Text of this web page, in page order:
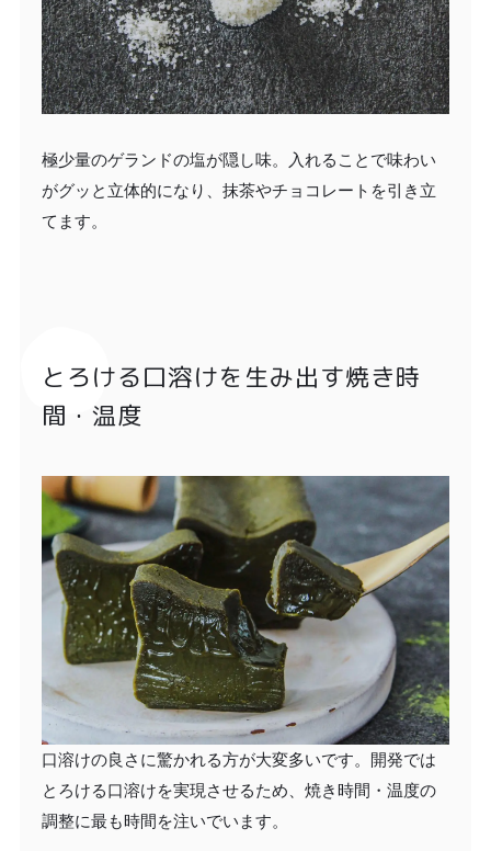
極少量のゲランドの塩が隠し味。入れることで味わい
がグッと立体的になり、抹茶やチョコレートを引き立
てます。
とろける口溶けを生み出す焼き時
間・温度
口溶けの良さに驚かれる方が大変多いです。開発では
とろける口溶けを実現させるため、焼き時間・温度の
調整に最も時間を注いでいます。